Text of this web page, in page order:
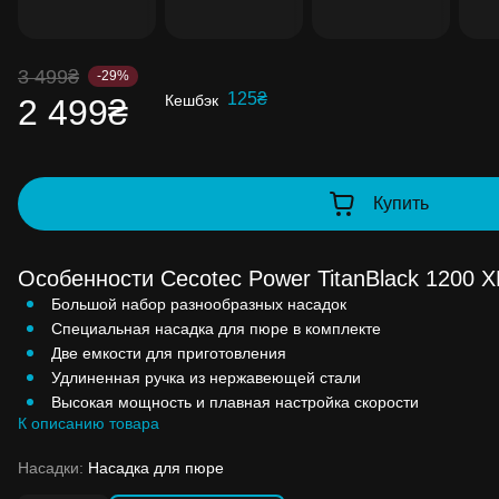
3 499₴ -29%
2 499₴ Кешбэк 125₴
Купить
Особенности Cecotec Power TitanBlack 1200
Большой набор разнообразных насадок
Специальная насадка для пюре в комплекте
Две емкости для приготовления
Удлиненная ручка из нержавеющей стали
Высокая мощность и плавная настройка скорости
К описанию товара
Насадки: Насадка для пюре